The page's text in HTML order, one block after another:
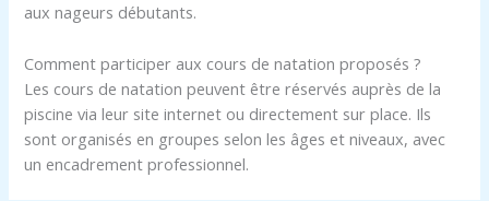
aux nageurs débutants.
Comment participer aux cours de natation proposés ?
Les cours de natation peuvent être réservés auprès de la
piscine via leur site internet ou directement sur place. Ils
sont organisés en groupes selon les âges et niveaux, avec
un encadrement professionnel.